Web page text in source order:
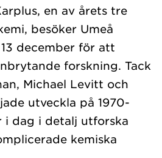
en av årets tre
besöker Umeå
december för att
forskning. Tack
Michael Levitt och
utveckla på 1970-
i dag i detalj utforska
kemiska